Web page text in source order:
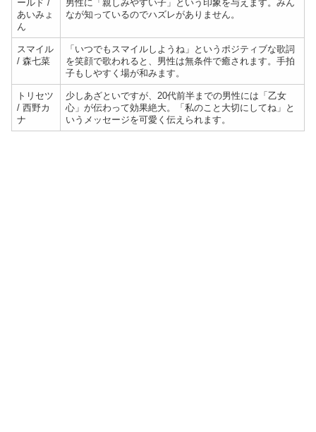
ールド /
あいみょ
ん
男性に「親しみやすい子」という印象を与えます。みん
なが知っているのでハズレがありません。
スマイル
/ 森七菜
「いつでもスマイルしようね」というポジティブな歌詞
を笑顔で歌われると、男性は無条件で癒されます。手拍
子もしやすく場が和みます。
トリセツ
/ 西野カ
ナ
少しあざといですが、20代前半までの男性には「乙女
心」が伝わって効果絶大。「私のこと大切にしてね」と
いうメッセージを可愛く伝えられます。